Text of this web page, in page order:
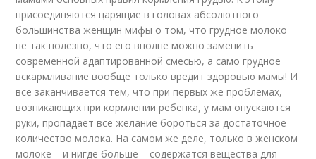
присоединяются царящие в головах абсолютного
большинства женщин мифы о том, что грудное молоко
не так полезно, что его вполне можно заменить
современной адаптированной смесью, а само грудное
вскармливание вообще только вредит здоровью мамы! И
все заканчивается тем, что при первых же проблемах,
возникающих при кормлении ребенка, у мам опускаются
руки, пропадает все желание бороться за достаточное
количество молока. На самом же деле, только в женском
молоке – и нигде больше – содержатся вещества для